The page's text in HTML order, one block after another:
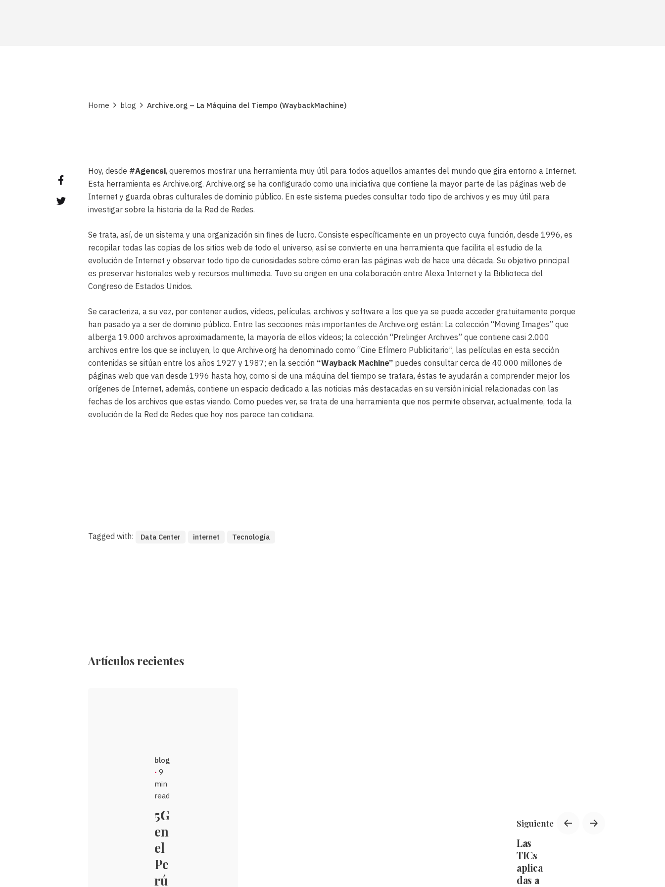
Home blog Archive.org – La Máquina del Tiempo (WaybackMachine)
Hoy, desde #Agencsi, queremos mostrar una herramienta muy útil para todos aquellos amantes del mundo que gira entorno a Internet.
Esta herramienta es Archive.org. Archive.org se ha configurado como una iniciativa que contiene la mayor parte de las páginas web de
Internet y guarda obras culturales de dominio público. En este sistema puedes consultar todo tipo de archivos y es muy útil para
investigar sobre la historia de la Red de Redes.
Se trata, así, de un sistema y una organización sin fines de lucro. Consiste específicamente en un proyecto cuya función, desde 1996, es
recopilar todas las copias de los sitios web de todo el universo, así se convierte en una herramienta que facilita el estudio de la
evolución de Internet y observar todo tipo de curiosidades sobre cómo eran las páginas web de hace una década. Su objetivo principal
es preservar historiales web y recursos multimedia. Tuvo su origen en una colaboración entre Alexa Internet y la Biblioteca del
Congreso de Estados Unidos.
Se caracteriza, a su vez, por contener audios, vídeos, películas, archivos y software a los que ya se puede acceder gratuitamente porque
han pasado ya a ser de dominio público. Entre las secciones más importantes de Archive.org están: La colección “Moving Images” que
alberga 19.000 archivos aproximadamente, la mayoría de ellos vídeos; la colección “Prelinger Archives” que contiene casi 2.000
archivos entre los que se incluyen, lo que Archive.org ha denominado como “Cine Efímero Publicitario”, las películas en esta sección
contenidas se sitúan entre los años 1927 y 1987; en la sección “Wayback Machine” puedes consultar cerca de 40.000 millones de
páginas web que van desde 1996 hasta hoy, como si de una máquina del tiempo se tratara, éstas te ayudarán a comprender mejor los
orígenes de Internet, además, contiene un espacio dedicado a las noticias más destacadas en su versión inicial relacionadas con las
fechas de los archivos que estas viendo. Como puedes ver, se trata de una herramienta que nos permite observar, actualmente, toda la
evolución de la Red de Redes que hoy nos parece tan cotidiana.
Tagged with: Data Center internet Tecnología
Siguiente
Las
TICs
aplica
das a
Artículos recientes
blog
9
min
read
5G
en
el
Pe
rú